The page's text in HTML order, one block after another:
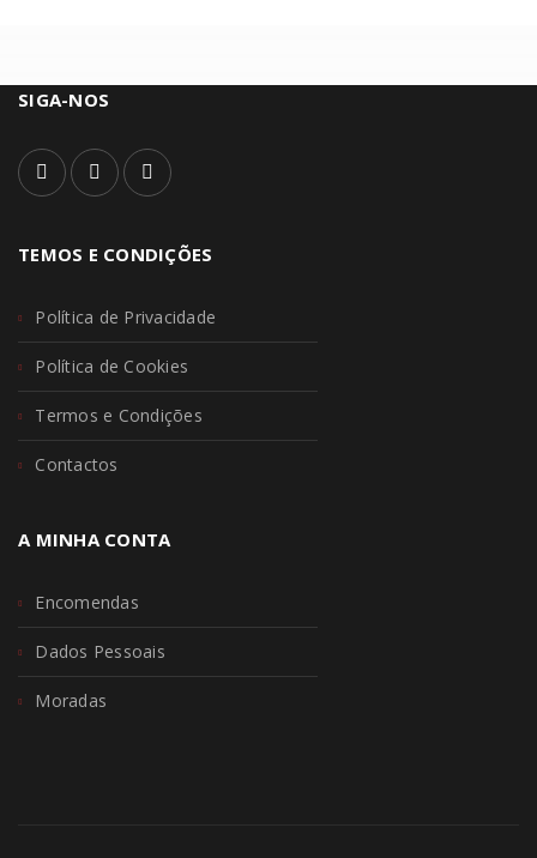
SIGA-NOS
TEMOS E CONDIÇÕES
Política de Privacidade
Política de Cookies
Termos e Condições
Contactos
A MINHA CONTA
Encomendas
Dados Pessoais
Moradas